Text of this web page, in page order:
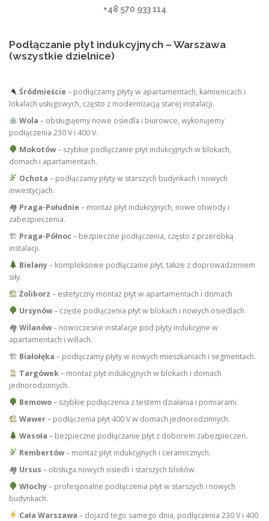
+48 570 933 114
Podłączanie płyt indukcyjnych – Warszawa
(wszystkie dzielnice)
Śródmieście – podłączamy płyty w apartamentach, kamienicach i
lokalach usługowych, często z modernizacją starej instalacji.
Wola – obsługujemy nowe osiedla i biurowce, wykonujemy
podłączenia 230 V i 400 V.
Mokotów– szybkie podłączanie płyt indukcyjnych w blokach,
domach i apartamentach.
Ochota – podłączamy płyty w starszych budynkach i nowych
inwestycjach.
🏘 Praga-Południe – montaż płyt indukcyjnych, nowe obwody i
zabezpieczenia.
🏗 Praga-Północ – bezpieczne podłączenia, często z przeróbką
instalacji.
Bielany– kompleksowe podłączanie płyt, także z doprowadzeniem
siły.
Żoliborz – estetyczny montaż płyt w apartamentach i domach.
Ursynów– częste podłączenia płyt w blokach i nowych osiedlach.
🏘 Wilanów– nowoczesne instalacje pod płyty indukcyjne w
apartamentach i willach.
🏗 Białołęka – podłączamy płyty w nowych mieszkaniach i segmentach.
Targówek– montaż płyt indukcyjnych w blokach i domach
jednorodzinnych.
Bemowo– szybkie podłączenia z testem działania i pomiarami.
Wawer– podłączenia płyt 400 V w domach jednorodzinnych.
Wesoła – bezpieczne podłączanie płyt z doborem zabezpieczeń.
Rembertów– montaż płyt indukcyjnych i ceramicznych.
🏘 Ursus – obsługa nowych osiedli i starszych bloków.
Włochy– profesjonalne podłączenia płyt w starszych i nowych
budynkach.
Cała Warszawa – dojazd tego samego dnia, podłączenia 230 V i 400